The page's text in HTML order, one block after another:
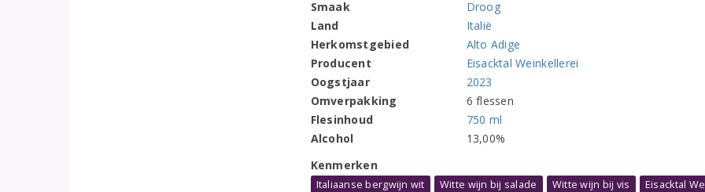
Smaak
Droog
Land
Italië
Herkomstgebied
Alto Adige
Producent
Eisacktal Weinkellerei
Oogstjaar
2023
Omverpakking
6 flessen
Flesinhoud
750 ml
Alcohol
13,00%
Kenmerken
Italiaanse bergwijn wit Witte wijn bij salade Witte wijn bij vis Eisacktal